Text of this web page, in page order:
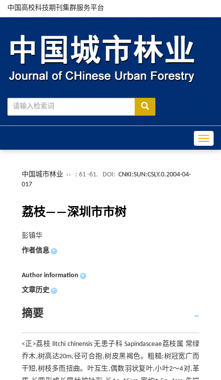
中国高校科技期刊集群服务平台
中国城市林业 ›› : 61 -61. DOI: CNKI:SUN:CSLY.0.2004-04-
017
荔枝——深圳市市树
彭镇华
作者信息 +
Author information +
文章历史 +
摘要
<正>荔枝 litchi chinensis 无患子科 Sapindasceae荔枝属 常绿
乔木,树高达20m,径可合抱,树皮黑褐色。粗糙;树冠宽广而
干短,树枝多而扭曲。叶互生,偶数羽状复叶,小叶2～4对,革